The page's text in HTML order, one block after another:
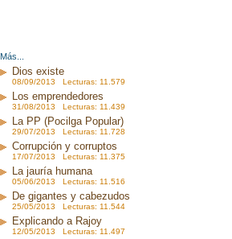
Más...
Dios existe
08/09/2013 Lecturas: 11.579
Los emprendedores
31/08/2013 Lecturas: 11.439
La PP (Pocilga Popular)
29/07/2013 Lecturas: 11.728
Corrupción y corruptos
17/07/2013 Lecturas: 11.375
La jauría humana
05/06/2013 Lecturas: 11.516
De gigantes y cabezudos
25/05/2013 Lecturas: 11.544
Explicando a Rajoy
12/05/2013 Lecturas: 11.497